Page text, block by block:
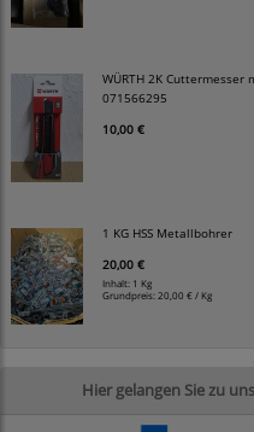
WÜRTH 2K Cuttermesser
071566295
10,00 €
1 KG HSS Metallbohrer
20,00 €
Inhalt: 1 Kg
Grundpreis: 20,00 € / Kg
Hier gelangen Sie zu